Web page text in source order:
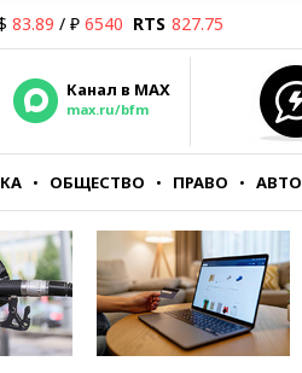
83.89 / ₽ 6540 RTS 827.75
Канал в MAX
max.ru/bfm
ОБЩЕСТВО ПРАВО АВТО